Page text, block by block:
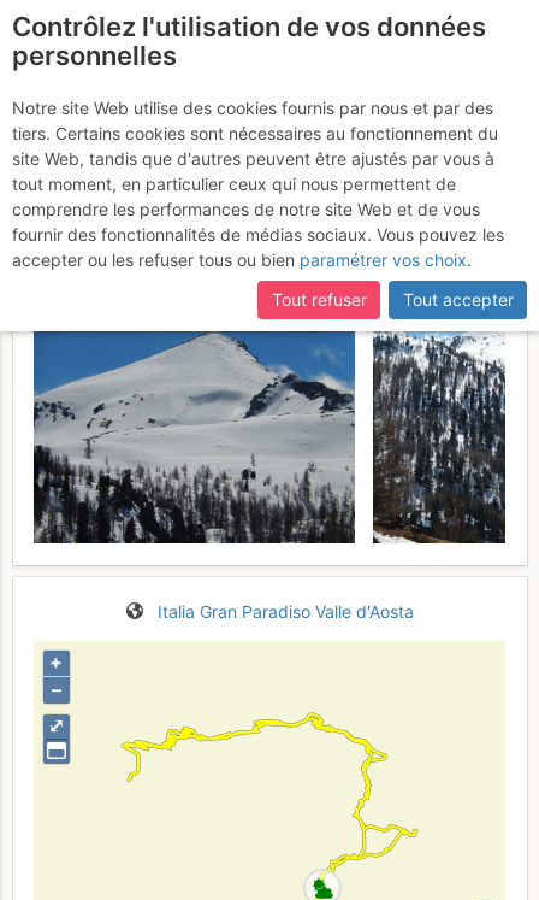
Cima Valletta di
Bardoney + Testa Goilles
(bike & ski) : da Lillaz
Mercredi
19 avril 2017
Italia Gran Paradiso Valle d'Aosta
⤢
+
–
Contrôlez l'utilisation de vos données
personnelles
Notre site Web utilise des cookies fournis par nous et par des
tiers. Certains cookies sont nécessaires au fonctionnement du
site Web, tandis que d'autres peuvent être ajustés par vous à
tout moment, en particulier ceux qui nous permettent de
comprendre les performances de notre site Web et de vous
fournir des fonctionnalités de médias sociaux. Vous pouvez les
accepter ou les refuser tous ou bien paramétrer vos choix.
Tout refuser
Tout accepter